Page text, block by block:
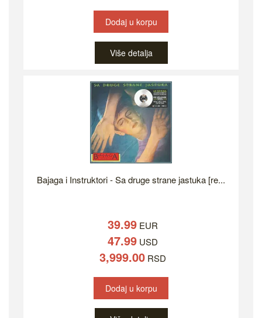
Dodaj u korpu
Više detalja
Bajaga i Instruktori - Sa druge strane jastuka [re...
39.99EUR
47.99USD
3,999.00RSD
Dodaj u korpu